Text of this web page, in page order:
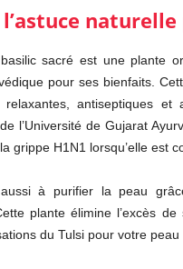
l’astuce
sacré est une plante
pour ses bienfaits.
relaxantes, antiseptiques
l’Université de Gujarat
grippe H1N1 lorsqu’elle est
à purifier la peau
plante élimine l’excès
du Tulsi pour votre peau